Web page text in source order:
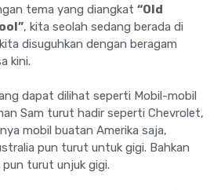
tema yang diangkat “Old
, kita seolah sedang berada di
disuguhkan dengan beragam
kini.
dapat dilihat seperti Mobil-mobil
Sam turut hadir seperti Chevrolet,
mobil buatan Amerika saja,
pun turut untuk gigi. Bahkan
turut unjuk gigi.